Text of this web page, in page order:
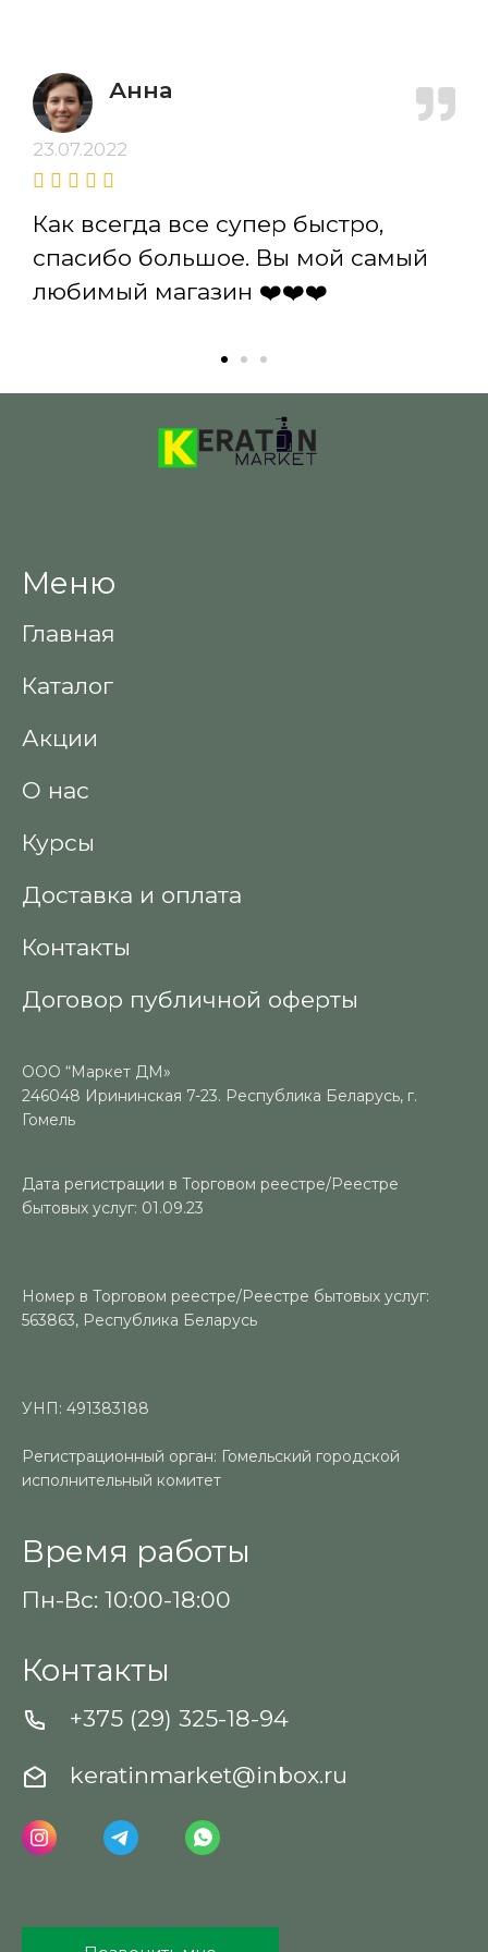
Анна
23.07.2022
Как всегда все супер быстро,
спасибо большое. Вы мой самый
любимый магазин ❤️❤️❤️
Меню
Главная
Каталог
Акции
О нас
Курсы
Доставка и оплата
Контакты
Договор публичной оферты
ООО “Маркет ДМ»
246048 Ирининская 7-23. Республика Беларусь, г.
Гомель
Дата регистрации в Торговом реестре/Реестре
бытовых услуг: 01.09.23
Номер в Торговом реестре/Реестре бытовых услуг:
563863, Республика Беларусь
УНП: 491383188
Регистрационный орган: Гомельский городской
исполнительный комитет
Время работы
Пн-Вс: 10:00-18:00
Контакты
+375 (29) 325-18-94
keratinmarket@inbox.ru